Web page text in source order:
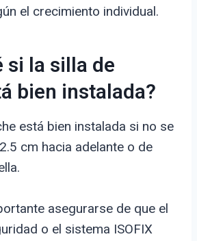
el crecimiento individual.
si la silla de
bien instalada?
está bien instalada si no se
cm hacia adelante o de
asegurarse de que el
o el sistema ISOFIX